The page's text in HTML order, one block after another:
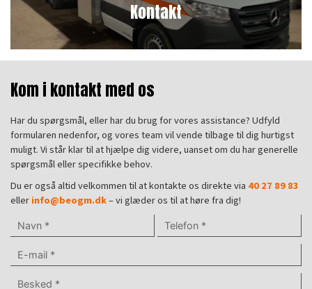
Kontakt
Kom i kontakt med os
Har du spørgsmål, eller har du brug for vores assistance? Udfyld
formularen nedenfor, og vores team vil vende tilbage til dig hurtigst
muligt. Vi står klar til at hjælpe dig videre, uanset om du har generelle
spørgsmål eller specifikke behov.
Du er også altid velkommen til at kontakte os direkte via 40 27 89 83
ellerinfo@beogm.dk– vi glæder os til at høre fra dig!